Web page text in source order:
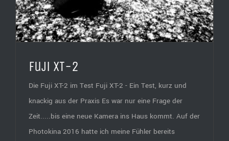
Fuji XT-2
Die Fuji XT-2 im Test Fuji XT-2 - Ein Test, kurz und
knackig aus der Praxis Es war nur eine Frage der
Zeit.....bis eine neue Kamera ins Haus kommt. Auf der
Photokina 2016 hatte ich meine Fühler bereits